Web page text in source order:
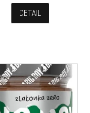
DETAIL